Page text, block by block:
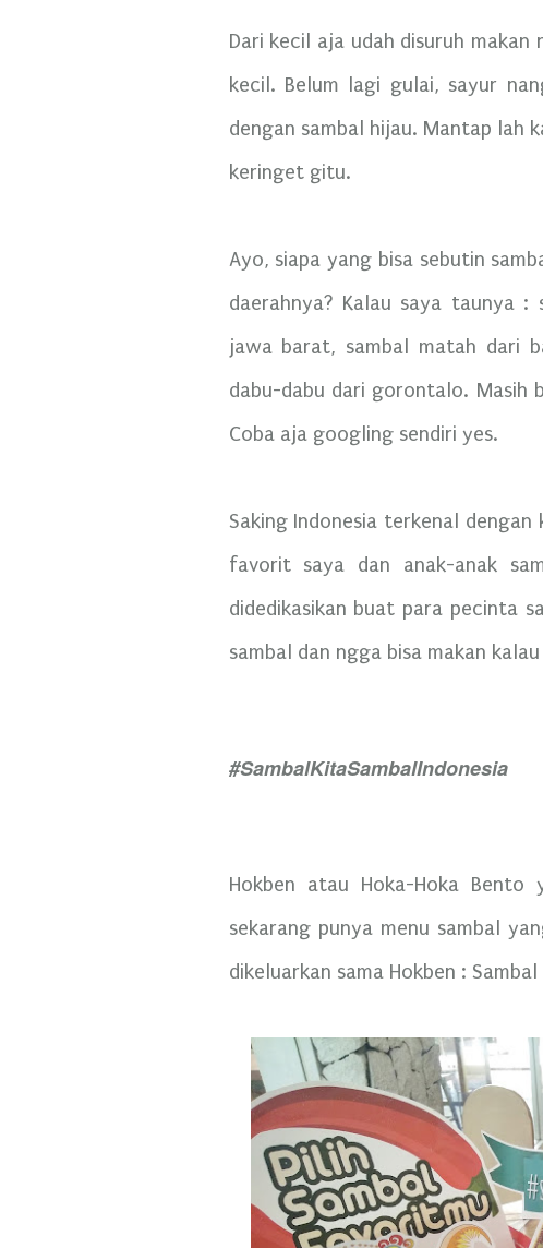
Dari kecil aja udah disuruh
kecil. Belum lagi gulai, sayur
dengan sambal hijau. Mantap lah
keringet gitu.
Ayo, siapa yang bisa sebutin
daerahnya? Kalau saya taunya
jawa barat, sambal matah dari
dabu-dabu dari gorontalo. Masih
Coba aja googling sendiri yes.
Saking Indonesia terkenal dengan
favorit saya dan anak-anak
didedikasikan buat para pecinta
sambal dan ngga bisa makan
#SambalKitaSambalIndonesia
Hokben atau Hoka-Hoka Bento
sekarang punya menu sambal
dikeluarkan sama Hokben :